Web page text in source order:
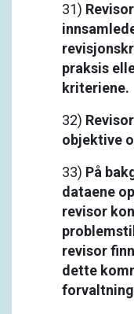
31)
praksis
kriteriene.
32)
objektive
33) På
dataene
revisor
revisor
dette